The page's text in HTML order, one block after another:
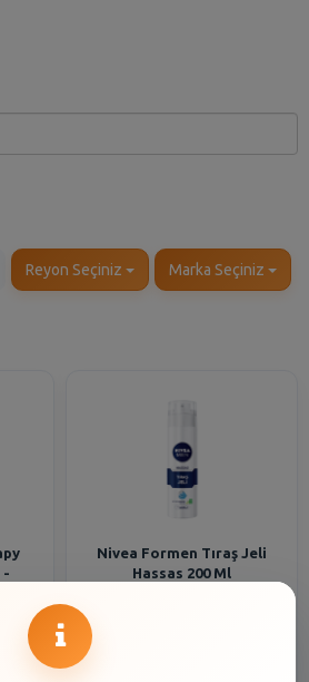
Reyon Seçiniz Marka Seçiniz
-
Nivea Formen Tıraş Jeli
Hassas 200 Ml